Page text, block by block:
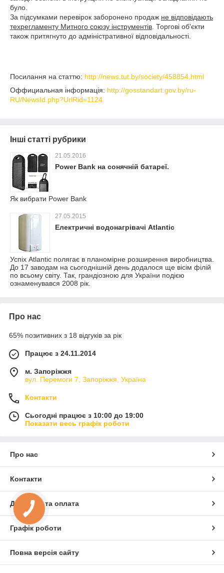
було.
За підсумками перевірок заборонено продаж не відповідають
техрегламенту Митного союзу інструментів . Торгові об'єкти
також притягнуто до адміністративної відповідальності.
Посилання на статтю: http://news.tut.by/society/458854.html
Оффициальная інформація: http://gosstandart.gov.by/ru-
RU/NewsId.php?UrlRid=1124
Інші статті рубрики
21.05.2016
Power Bank на сонячній батареї.
Як вибрати Power Bank
27.05.2015
Електричні водонагрівачі Atlantic
Успіх Atlantic полягає в планомірне розширення виробництва.
До 17 заводам на сьогоднішній день додалося ще вісім філій
по всьому світу. Так, грандіозною для України подією
ознаменувався 2008 рік.
Про нас
65% позитивних з 18 відгуків за рік
Працює з 24.11.2014
м. Запоріжжя
вул. Перемоги 7, Запоріжжя, Україна
Контакти
Сьогодні працює з 10:00 до 19:00
Показати весь графік роботи
Про нас
Контакти
Доставка та оплата
Графік роботи
Повна версія сайту